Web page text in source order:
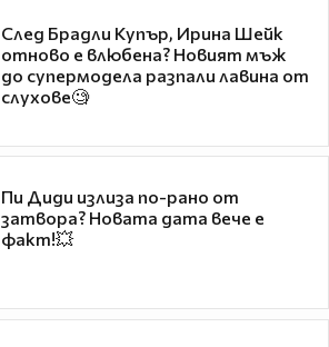
След Брадли Купър, Ирина Шейк
отново е влюбена? Новият мъж
до супермодела разпали лавина от
слухове🧐
Пи Диди излиза по-рано от
затвора? Новата дата вече е
факт!💥